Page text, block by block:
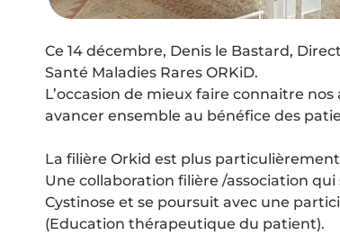
Ce 14 décembre, Denis le Bastard,
Santé Maladies Rares ORKiD.
L’occasion de mieux faire connaitre
avancer ensemble au bénéfice des
La filière Orkid est plus
Une collaboration filière /association
Cystinose et se poursuit avec une
(Education thérapeutique du patient).